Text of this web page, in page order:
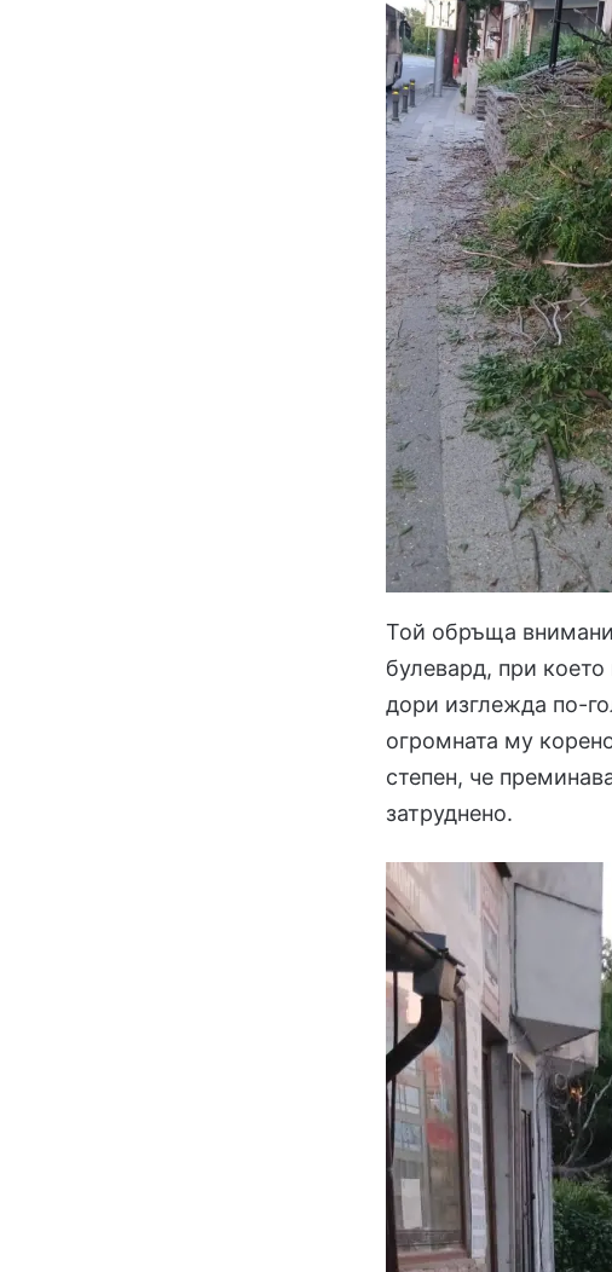
Той обръща
булевард, при
дори изглежда по-
огромната му
степен, че
затруднено.